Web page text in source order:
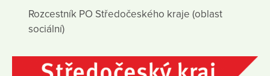
Rozcestník PO Středočeského kraje (oblast
sociální)